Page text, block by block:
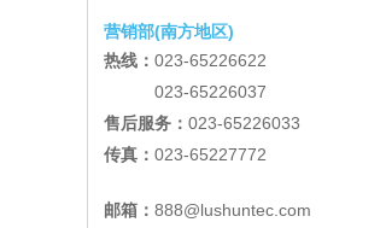
营销部(南方地区)
热线： 023-65226622
023-65226037
售后服务： 023-65226033
传真： 023-65227772
邮箱： 888@lushuntec.com